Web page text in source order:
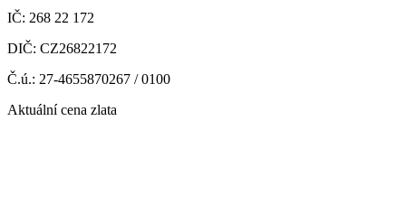
IČ: 268 22 172
DIČ: CZ26822172
Č.ú.: 27-4655870267 / 0100
Aktuální cena zlata